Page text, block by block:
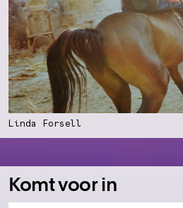
Linda Forsell
Komt voor in